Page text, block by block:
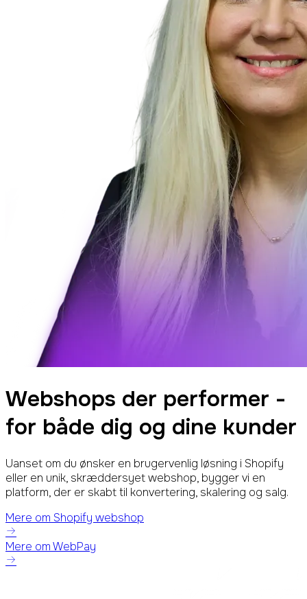
Webshops der performer -
for både dig og dine kunder
Uanset om du ønsker en brugervenlig løsning i Shopify
eller en unik, skræddersyet webshop, bygger vi en
platform, der er skabt til konvertering, skalering og salg.
Mere om Shopify webshop
Mere om WebPay